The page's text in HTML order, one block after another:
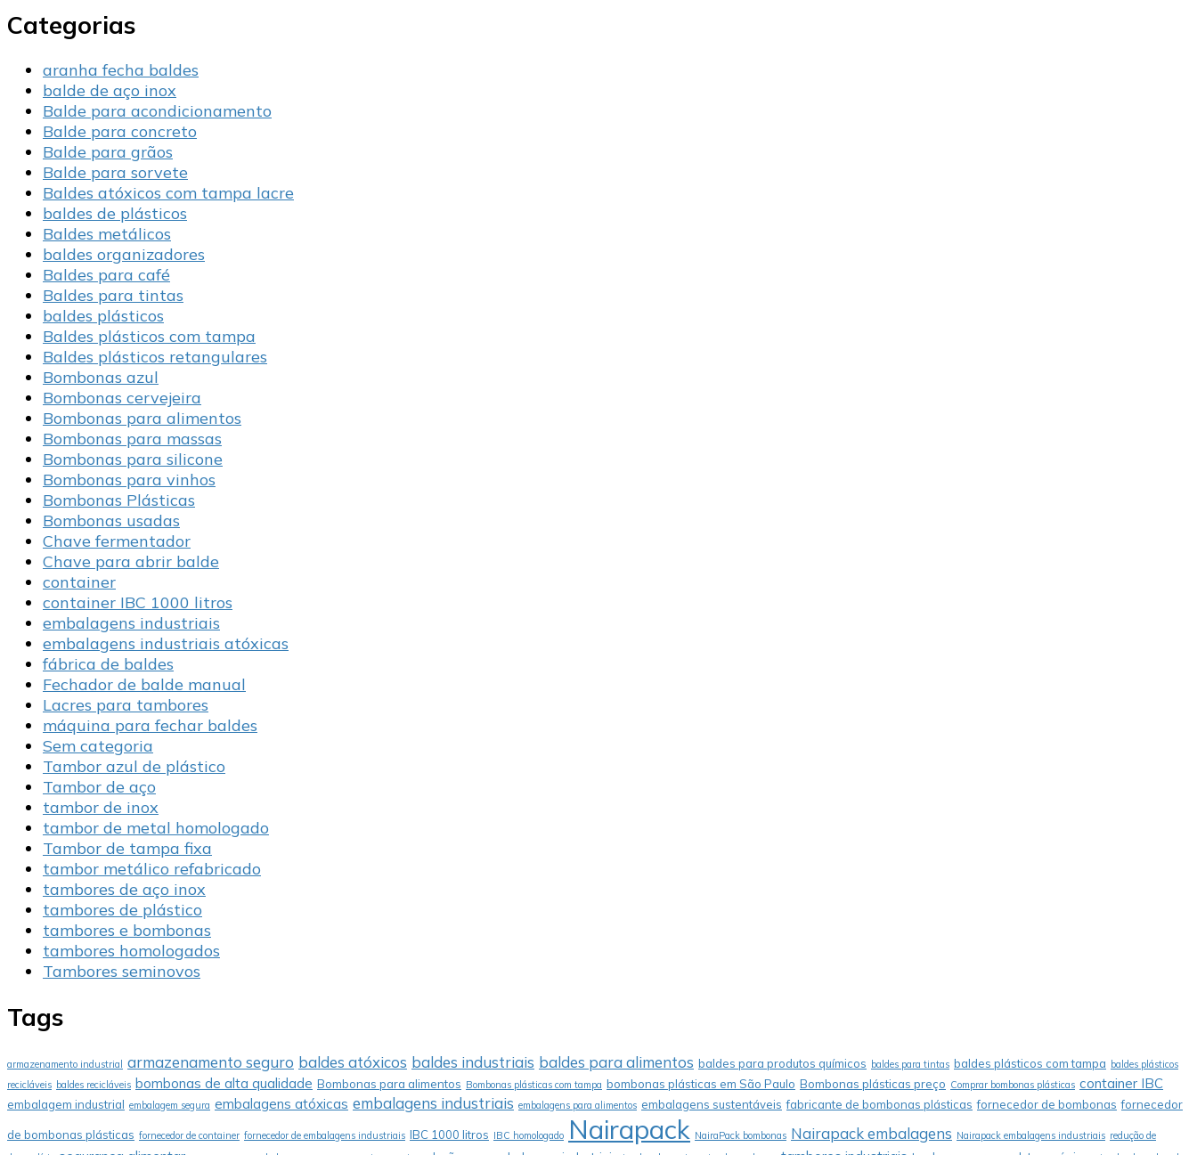
Categorias
aranha fecha baldes
balde de aço inox
Balde para acondicionamento
Balde para concreto
Balde para grãos
Balde para sorvete
Baldes atóxicos com tampa lacre
baldes de plásticos
Baldes metálicos
baldes organizadores
Baldes para café
Baldes para tintas
baldes plásticos
Baldes plásticos com tampa
Baldes plásticos retangulares
Bombonas azul
Bombonas cervejeira
Bombonas para alimentos
Bombonas para massas
Bombonas para silicone
Bombonas para vinhos
Bombonas Plásticas
Bombonas usadas
Chave fermentador
Chave para abrir balde
container
container IBC 1000 litros
embalagens industriais
embalagens industriais atóxicas
fábrica de baldes
Fechador de balde manual
Lacres para tambores
máquina para fechar baldes
Sem categoria
Tambor azul de plástico
Tambor de aço
tambor de inox
tambor de metal homologado
Tambor de tampa fixa
tambor metálico refabricado
tambores de aço inox
tambores de plástico
tambores e bombonas
tambores homologados
Tambores seminovos
Tags
armazenamento industrial armazenamento seguro baldes atóxicos baldes industriais baldes para alimentos baldes para produtos químicos baldes para tintas baldes plásticos com tampa baldes plásticos
recicláveis baldes recicláveis bombonas de alta qualidade Bombonas para alimentos Bombonas plásticas com tampa bombonas plásticas em São Paulo Bombonas plásticas preço Comprar bombonas plásticas container IBC
embalagem industrial embalagem segura embalagens atóxicas embalagens industriais embalagens para alimentos embalagens sustentáveis fabricante de bombonas plásticas fornecedor de bombonas fornecedor
de bombonas plásticas fornecedor de container fornecedor de embalagens industriais IBC 1000 litros IBC homologado Nairapack NairaPack bombonas Nairapack embalagens Nairapack embalagens industriais redução de